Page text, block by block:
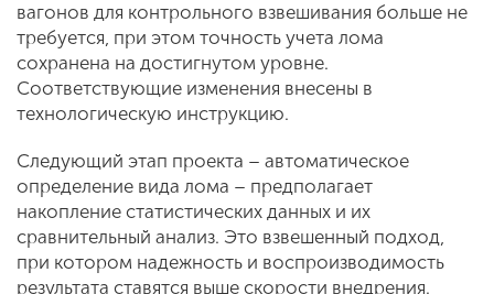
вагонов для контрольного взвешивания больше не
требуется, при этом точность учета лома
сохранена на достигнутом уровне.
Соответствующие изменения внесены в
технологическую инструкцию.
Следующий этап проекта – автоматическое
определение вида лома – предполагает
накопление статистических данных и их
сравнительный анализ. Это взвешенный подход,
при котором надежность и воспроизводимость
результата ставятся выше скорости внедрения.